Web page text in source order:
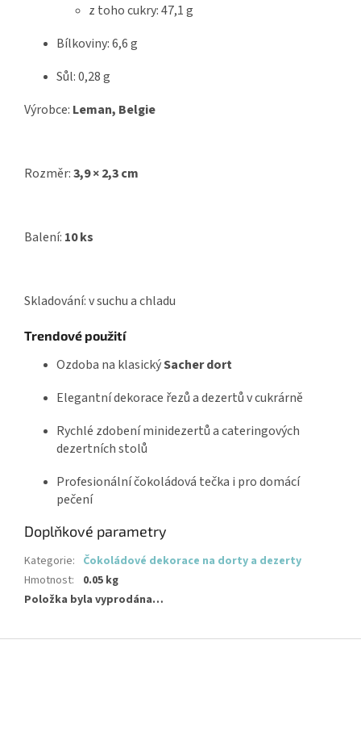
z toho cukry: 47,1 g
Bílkoviny: 6,6 g
Sůl: 0,28 g
Výrobce: Leman, Belgie
Rozměr:3,9 × 2,3 cm
Balení: 10 ks
Skladování: v suchu a chladu
Trendové použití
Ozdoba na klasickýSacher dort
Elegantní dekorace řezů a dezertů v cukrárně
Rychlé zdobení minidezertů a cateringových
dezertních stolů
Profesionální čokoládová tečka i pro domácí
pečení
Doplňkové parametry
Kategorie: Čokoládové dekorace na dorty a dezerty
Hmotnost:
0.05 kg
Položka byla vyprodána…